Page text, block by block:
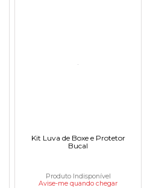
Kit Luva de Boxe e Protetor
Bucal
Produto Indisponível
Avise-me quando chegar